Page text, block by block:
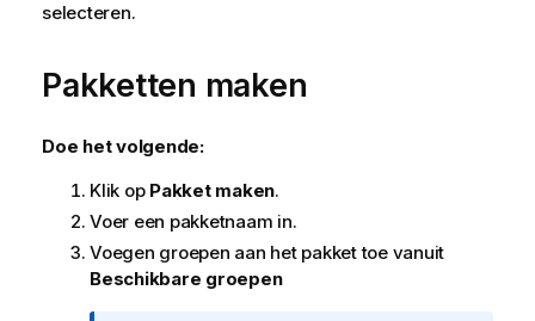
selecteren.
Pakketten maken
Doe het volgende:
Klik op Pakket maken.
Voer een pakketnaam in.
Voegen groepen aan het pakket toe vanuit
Beschikbare groepen